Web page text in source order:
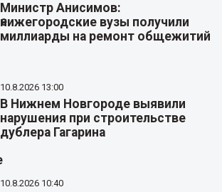
Министр Анисимов:
нижегородские вузы получили
миллиарды на ремонт общежитий
10.8.2026 13:00
В Нижнем Новгороде выявили
нарушения при строительстве
дублера Гагарина
10.8.2026 10:40